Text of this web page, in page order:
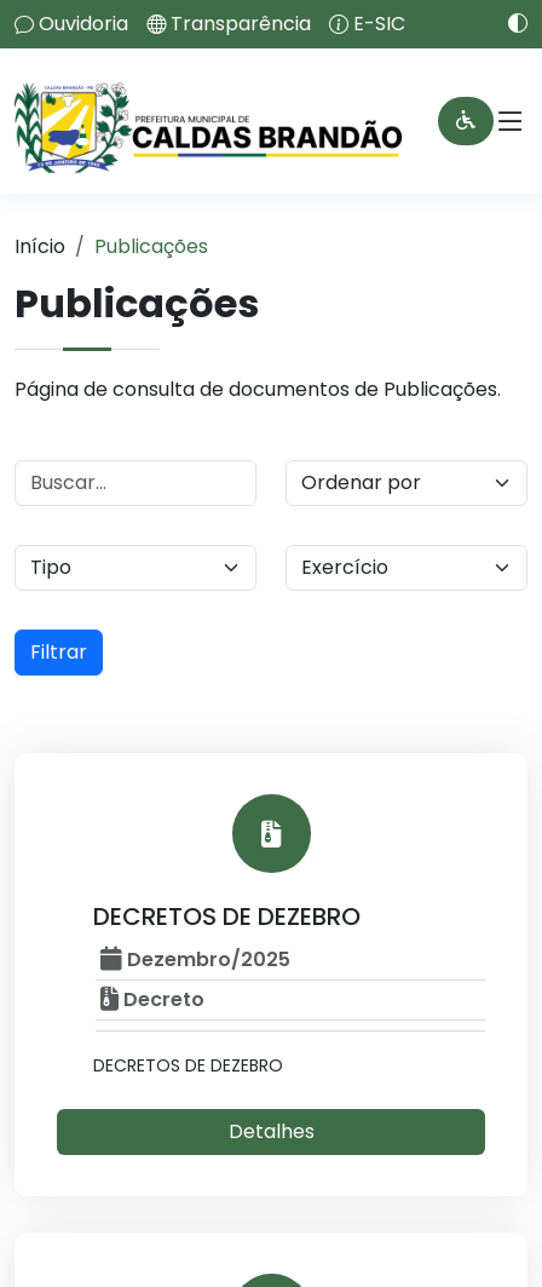
Ouvidoria Transparência E-SIC
Início Publicações
Publicações
Página de consulta de documentos de Publicações.
Filtrar
DECRETOS DE DEZEBRO
Dezembro/2025
Decreto
DECRETOS DE DEZEBRO
Detalhes